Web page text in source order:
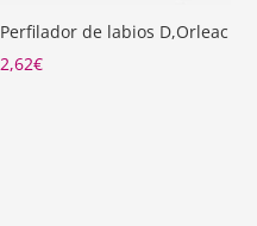
Perfilador de labios D,Orleac
2,62€